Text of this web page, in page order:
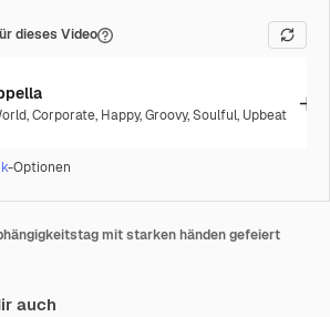
dieses Video
,Corporate, Happy,Groovy,Soulful, Upbeat
-Optionen
mit starken händen gefeiert
auch